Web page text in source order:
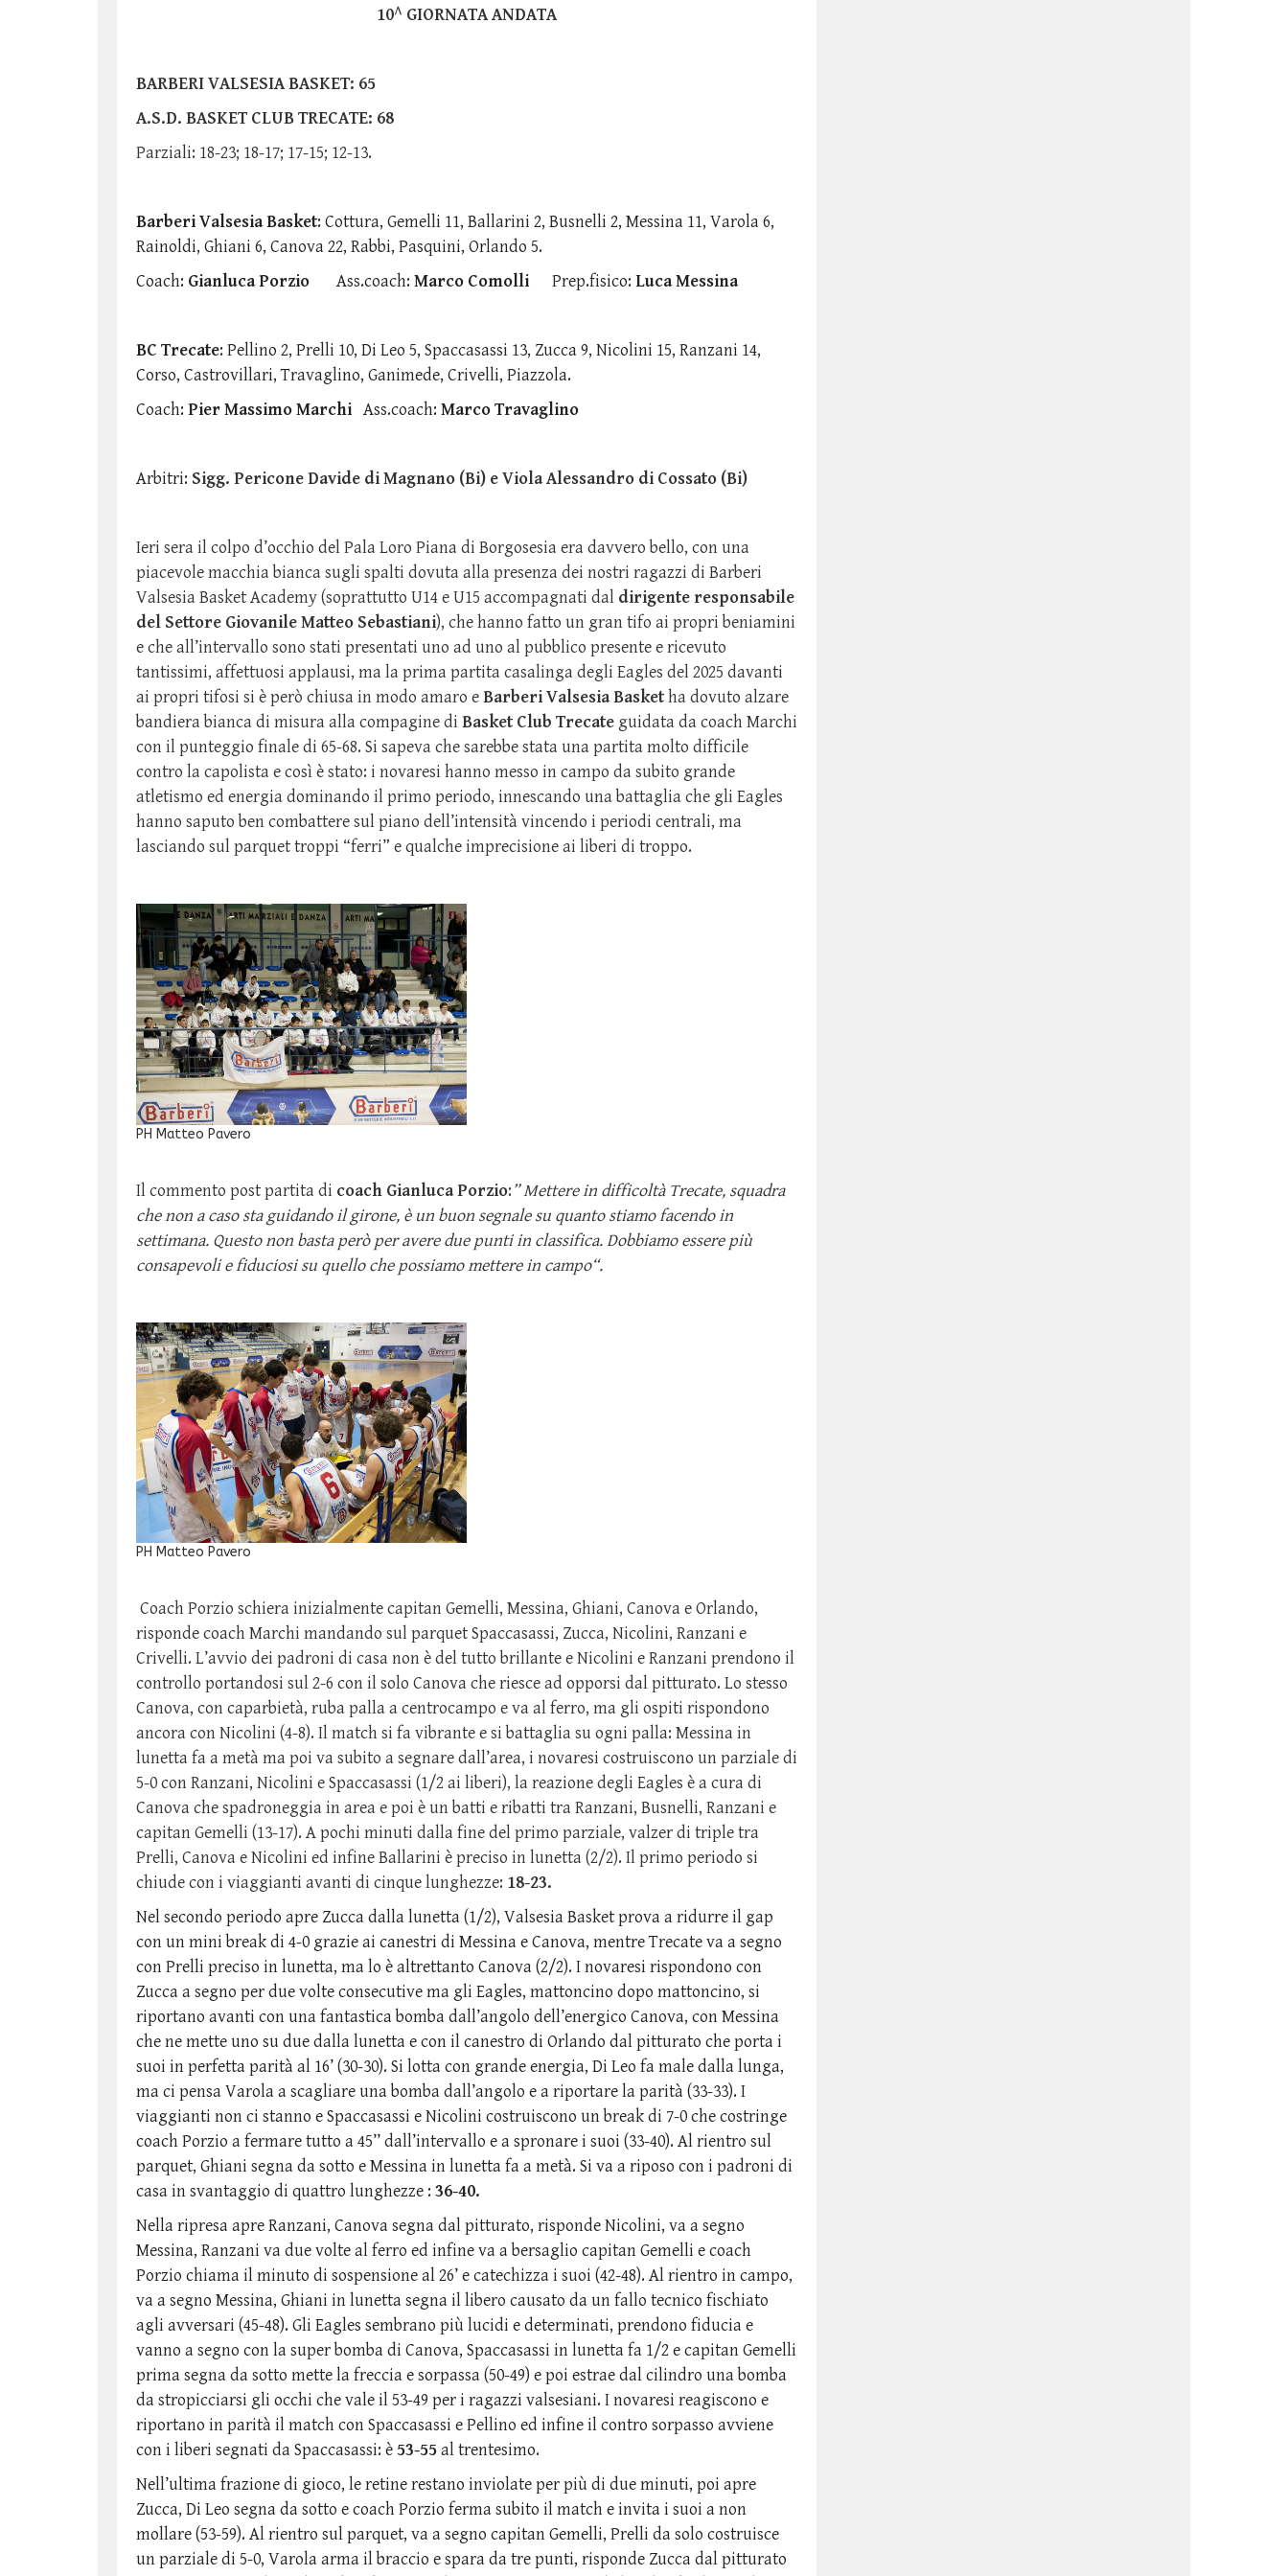
10^ GIORNATA ANDATA
BARBERI VALSESIA BASKET: 65
A.S.D. BASKET CLUB TRECATE: 68
Parziali: 18-23; 18-17; 17-15; 12-13.
Barberi Valsesia Basket: Cottura, Gemelli 11, Ballarini 2, Busnelli 2, Messina 11, Varola 6,
Rainoldi, Ghiani 6, Canova 22, Rabbi, Pasquini, Orlando 5.
Coach: Gianluca Porzio Ass.coach: Marco Comolli Prep.fisico: Luca Messina
BC Trecate: Pellino 2, Prelli 10, Di Leo 5, Spaccasassi 13, Zucca 9, Nicolini 15, Ranzani 14,
Corso, Castrovillari, Travaglino, Ganimede, Crivelli, Piazzola.
Coach: Pier Massimo Marchi Ass.coach: Marco Travaglino
Arbitri: Sigg. Pericone Davide di Magnano (Bi) e Viola Alessandro di Cossato (Bi)
Ieri sera il colpo d’occhio del Pala Loro Piana di Borgosesia era davvero bello, con una
piacevole macchia bianca sugli spalti dovuta alla presenza dei nostri ragazzi di Barberi
Valsesia Basket Academy (soprattutto U14 e U15 accompagnati dal dirigente responsabile
del Settore GiovanileMatteo Sebastiani), che hanno fatto un gran tifo ai propri beniamini
e che all’intervallo sono stati presentati uno ad uno al pubblico presente e ricevuto
tantissimi, affettuosi applausi, ma la prima partita casalinga degli Eagles del 2025 davanti
ai propri tifosi si è però chiusa in modo amaro eBarberi Valsesia Basketha dovuto alzare
bandiera bianca di misura alla compagine di Basket Club Trecate guidata da coach Marchi
con il punteggio finale di 65-68. Si sapeva che sarebbe stata una partita molto difficile
contro la capolista e così è stato: i novaresi hanno messo in campo da subito grande
atletismo ed energia dominando il primo periodo, innescando una battaglia che gli Eagles
hanno saputo ben combattere sul piano dell’intensità vincendo i periodi centrali, ma
lasciando sul parquet troppi “ferri” e qualche imprecisione ai liberi di troppo.
PH Matteo Pavero
Il commento post partita di coach Gianluca Porzio:” Mettere in difficoltà Trecate, squadra
che non a caso sta guidando il girone, è un buon segnale su quanto stiamo facendo in
settimana. Questo non basta però per avere due punti in classifica. Dobbiamo essere più
consapevoli e fiduciosi su quello che possiamo mettere in campo“.
PH Matteo Pavero
Coach Porzio schiera inizialmente capitan Gemelli, Messina, Ghiani, Canova e Orlando,
risponde coach Marchi mandando sul parquet Spaccasassi, Zucca, Nicolini, Ranzani e
Crivelli. L’avvio dei padroni di casa non è del tutto brillante e Nicolini e Ranzani prendono il
controllo portandosi sul 2-6 con il solo Canova che riesce ad opporsi dal pitturato. Lo stesso
Canova, con caparbietà, ruba palla a centrocampo e va al ferro, ma gli ospiti rispondono
ancora con Nicolini (4-8). Il match si fa vibrante e si battaglia su ogni palla: Messina in
lunetta fa a metà ma poi va subito a segnare dall’area, i novaresi costruiscono un parziale di
5-0 con Ranzani, Nicolini e Spaccasassi (1/2 ai liberi), la reazione degli Eagles è a cura di
Canova che spadroneggia in area e poi è un batti e ribatti tra Ranzani, Busnelli, Ranzani e
capitan Gemelli (13-17). A pochi minuti dalla fine del primo parziale, valzer di triple tra
Prelli, Canova e Nicolini ed infine Ballarini è preciso in lunetta (2/2). Il primo periodo si
chiude con i viaggianti avanti di cinque lunghezze: 18-23.
Nel secondo periodo apre Zucca dalla lunetta (1/2), Valsesia Basket prova a ridurre il gap
con un mini break di 4-0 grazie ai canestri di Messina e Canova, mentre Trecate va a segno
con Prelli preciso in lunetta, ma lo è altrettanto Canova (2/2). I novaresi rispondono con
Zucca a segno per due volte consecutive ma gli Eagles, mattoncino dopo mattoncino, si
riportano avanti con una fantastica bomba dall’angolo dell’energico Canova, con Messina
che ne mette uno su due dalla lunetta e con il canestro di Orlando dal pitturato che porta i
suoi in perfetta parità al 16’ (30-30). Si lotta con grande energia, Di Leo fa male dalla lunga,
ma ci pensa Varola a scagliare una bomba dall’angolo e a riportare la parità (33-33). I
viaggianti non ci stanno e Spaccasassi e Nicolini costruiscono un break di 7-0 che costringe
coach Porzio a fermare tutto a 45’’ dall’intervallo e a spronare i suoi (33-40). Al rientro sul
parquet, Ghiani segna da sotto e Messina in lunetta fa a metà. Si va a riposo con i padroni di
casa in svantaggio di quattro lunghezze : 36-40.
Nella ripresa apre Ranzani, Canova segna dal pitturato, risponde Nicolini, va a segno
Messina, Ranzani va due volte al ferro ed infine va a bersaglio capitan Gemelli e coach
Porzio chiama il minuto di sospensione al 26’ e catechizza i suoi (42-48). Al rientro in campo,
va a segno Messina, Ghiani in lunetta segna il libero causato da un fallo tecnico fischiato
agli avversari (45-48). Gli Eagles sembrano più lucidi e determinati, prendono fiducia e
vanno a segno con la super bomba di Canova, Spaccasassi in lunetta fa 1/2 e capitan Gemelli
prima segna da sotto mette la freccia e sorpassa (50-49) e poi estrae dal cilindro una bomba
da stropicciarsi gli occhi che vale il 53-49 per i ragazzi valsesiani. I novaresi reagiscono e
riportano in parità il match con Spaccasassi e Pellino ed infine il contro sorpasso avviene
con i liberi segnati da Spaccasassi: è 53-55al trentesimo.
Nell’ultima frazione di gioco, le retine restano inviolate per più di due minuti, poi apre
Zucca, Di Leo segna da sotto e coach Porzio ferma subito il match e invita i suoi a non
mollare (53-59). Al rientro sul parquet, va a segno capitan Gemelli, Prelli da solo costruisce
un parziale di 5-0, Varola arma il braccio e spara da tre punti, risponde Zucca dal pitturato